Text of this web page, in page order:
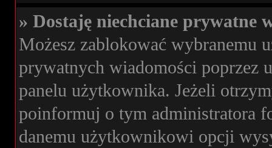
» Dostaję niechciane prywatne
Możesz zablokować wybranemu
prywatnych wiadomości poprzez
panelu użytkownika. Jeżeli
poinformuj o tym administratora
danemu użytkownikowi opcji